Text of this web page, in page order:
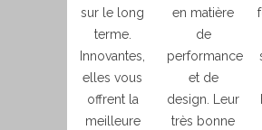
sur le long
terme.
Innovantes,
elles vous
offrent la
meilleure
en matière
de
performance
et de
design. Leur
très bonne